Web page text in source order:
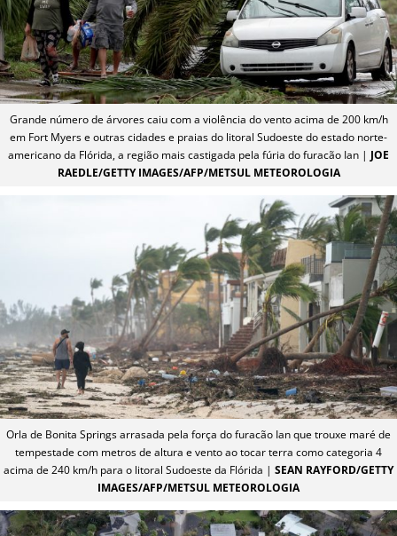
Grande número de árvores caiu com a violência do vento acima de 200 km/h
em Fort Myers e outras cidades e praias do litoral Sudoeste do estado norte-
americano da Flórida, a região mais castigada pela fúria do furacão Ian | JOE
RAEDLE/GETTY IMAGES/AFP/METSUL METEOROLOGIA
Orla de Bonita Springs arrasada pela força do furacão Ian que trouxe maré de
tempestade com metros de altura e vento ao tocar terra como categoria 4
acima de 240 km/h para o litoral Sudoeste da Flórida | SEAN RAYFORD/GETTY
IMAGES/AFP/METSUL METEOROLOGIA